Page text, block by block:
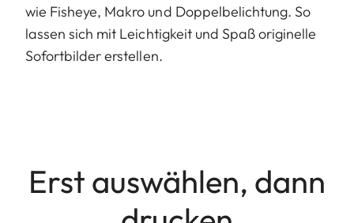
wie Fisheye, Makro und Doppelbelichtung. So
lassen sich mit Leichtigkeit und Spaß originelle
Sofortbilder erstellen.
Erst auswählen, dann